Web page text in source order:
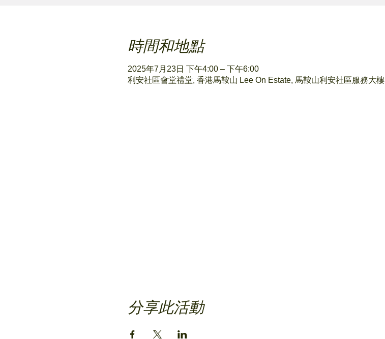
時間和地點
2025年7月23日 下午4:00 – 下午6:00
利安社區會堂禮堂, 香港馬鞍山 Lee On Estate, 馬鞍山利安社區服務大樓
分享此活動